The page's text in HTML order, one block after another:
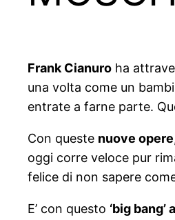
Frank Cianuro ha
una volta come un
entrate a farne parte.
Con queste nuove opere
oggi corre veloce pur
felice di non sapere
E’ con questo ‘big